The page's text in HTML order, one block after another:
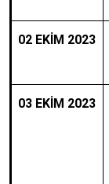
02 EKİM 2023
03 EKİM 2023